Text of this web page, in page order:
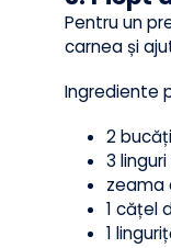
Fie că
fryer-ul va
consumul
3.
Pentru un
carnea și